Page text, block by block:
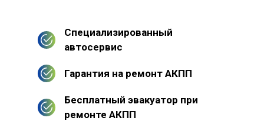
Специализированный
автосервис
Гарантия на ремонт АКПП
Бесплатный эвакуатор при
ремонте АКПП